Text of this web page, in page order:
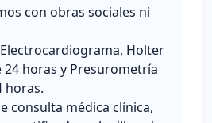
con obras sociales ni
Holter
24 horas y Presurometría
horas.
consulta médica clínica,